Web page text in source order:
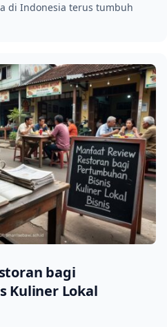
di Indonesia terus tumbuh
bagi
Kuliner Lokal